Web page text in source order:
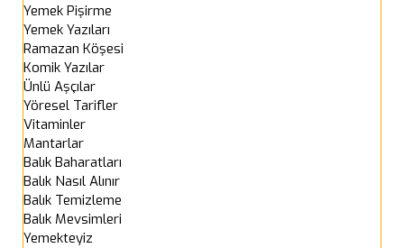
Yemek Pişirme
Yemek Yazıları
Ramazan Köşesi
Komik Yazılar
Ünlü Aşçılar
Yöresel Tarifler
Vitaminler
Mantarlar
Balık Baharatları
Balık Nasıl Alınır
Balık Temizleme
Balık Mevsimleri
Yemekteyiz